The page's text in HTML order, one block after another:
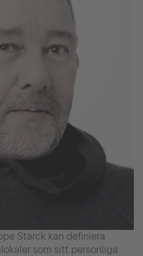
Starck kan definiera
som sitt personliga